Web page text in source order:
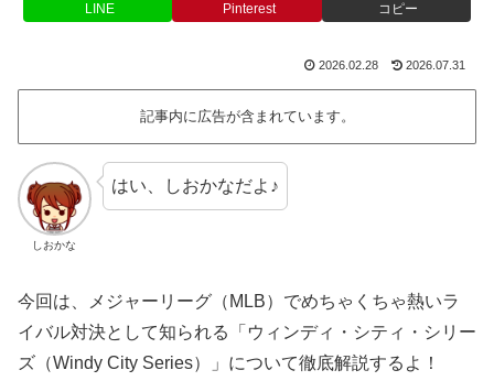
LINE Pinterest コピー
2026.02.28 2026.07.31
記事内に広告が含まれています。
しおかな
はい、しおかなだよ♪
今回は、メジャーリーグ（MLB）でめちゃくちゃ熱いラ
イバル対決として知られる「ウィンディ・シティ・シリー
ズ（Windy City Series）」について徹底解説するよ！